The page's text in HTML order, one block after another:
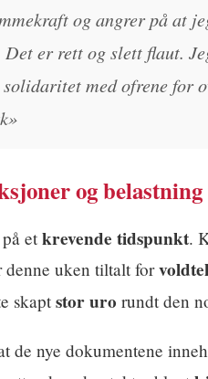
og angrer på at
er rett og slett flaut.
med ofrene for
og
et krevende tidspunkt.
denne uken tiltalt for
skapt stor uro rundt den
de nye dokumentene